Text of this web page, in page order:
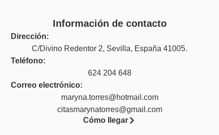
Información de contacto
Dirección:
C/Divino Redentor 2, Sevilla, España 41005.
Teléfono:
624 204 648
Correo electrónico:
maryna.torres@hotmail.com
citasmarynatorres@gmail.com
Cómo llegar